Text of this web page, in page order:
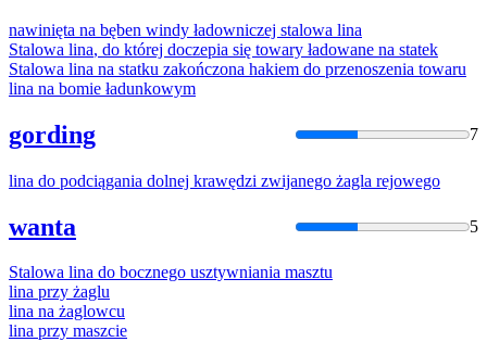
nawinięta na bęben windy ładowniczej stalowa lina
Stalowa lina, do której doczepia się towary ładowane na statek
Stalowa lina na statku zakończona hakiem do przenoszenia towaru
lina na bomie ładunkowym
gording 7
lina do podciągania dolnej krawędzi zwijanego żagla rejowego
wanta 5
Stalowa lina do bocznego usztywniania masztu
lina przy żaglu
lina na żaglowcu
lina przy maszcie